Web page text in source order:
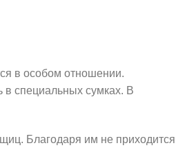
в особом отношении.
в специальных сумках. В
Благодаря им не приходится